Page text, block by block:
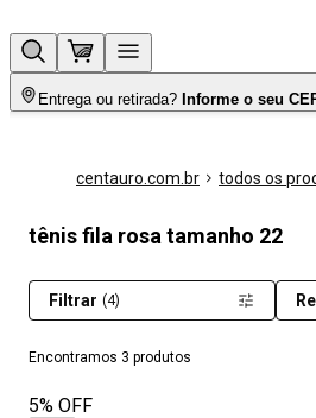
Entrega ou retirada? Informe o seu
centauro.com.br todos os
tênis fila rosa tamanho 22
Encontramos 3 produtos
Filtrar (4)
5% OFF